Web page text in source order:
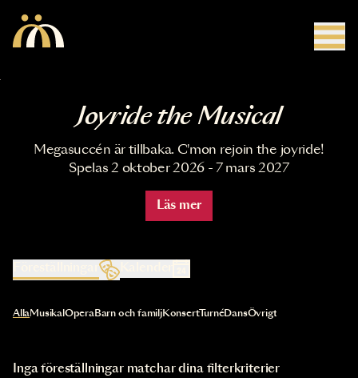
Joyride the Musical
Megasuccén är tillbaka. C'mon rejoin the joyride!
Spelas 2 oktober 2026 - 7 mars 2027
Läs mer
Kalender
Val av kategori uppdaterar innehållet automatiskt
AllaMusikal OperaBarn och familjKonsertTurnéDansÖvrigt
Inga föreställningar matchar dina filterkriterier